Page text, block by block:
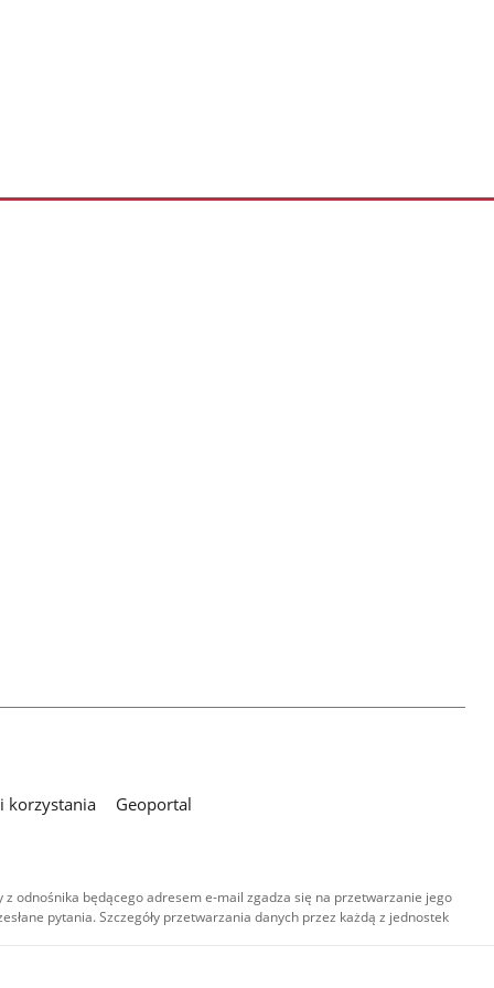
korzystania
Geoportal
odnośnika będącego adresem e-mail zgadza się na przetwarzanie jego
pytania. Szczegóły przetwarzania danych przez każdą z jednostek